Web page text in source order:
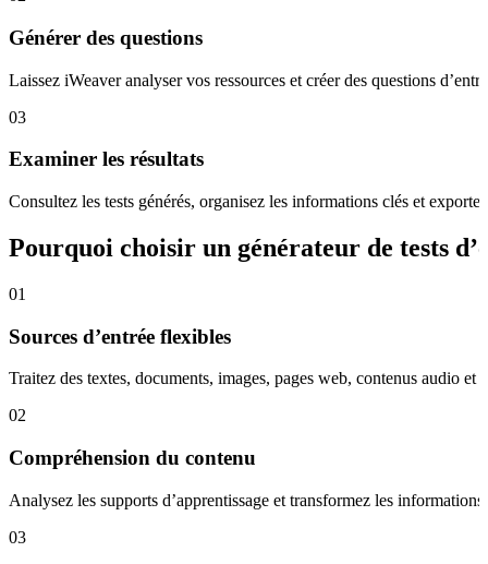
Générer des questions
Laissez iWeaver analyser vos ressources et créer des questions
03
Examiner les résultats
Consultez les tests générés, organisez les informations clés et
Pourquoi choisir un générateur de tests
01
Sources d’entrée flexibles
Traitez des textes, documents, images, pages web, contenus audio
02
Compréhension du contenu
Analysez les supports d’apprentissage et transformez les
03